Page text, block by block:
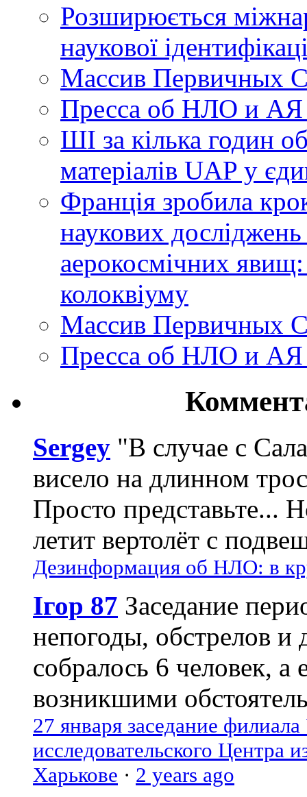
Розширюється
наукової
Массив Первичных
Пресса об НЛО и
ШІ за кілька годин
матеріалів UAP у
Франція зробила
наукових
аерокосмічних
колоквіуму
Массив Первичных
Пресса об НЛО и
Sergey "В случае с
висело на длинном
Просто представьте...
летит вертолёт с
Дезинформация об НЛО: в
Ігор 87 Заседание
непогоды, обстрелов и
собралось 6 человек, а
возникшими
27 января заседание
исследовательского Центра
Харькове · 2 years ago